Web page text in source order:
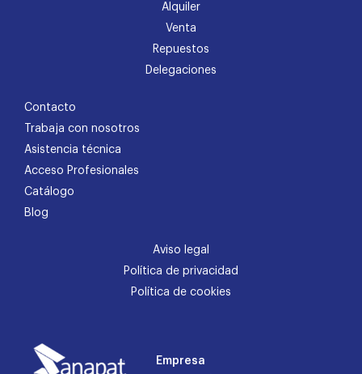
Alquiler
Venta
Repuestos
Delegaciones
Contacto
Trabaja con nosotros
Asistencia técnica
Acceso Profesionales
Catálogo
Blog
Aviso legal
Política de privacidad
Política de cookies
Empresa